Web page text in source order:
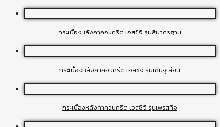
กระเบื้องหลังคาคอนกรีต เอสซีจี รุ่นสีมาตรฐาน
กระเบื้องหลังคาคอนกรีต เอสซีจี รุ่นเซ็นจูเลียน
กระเบื้องหลังคาคอนกรีต เอสซีจี รุ่นเพรสทีจ